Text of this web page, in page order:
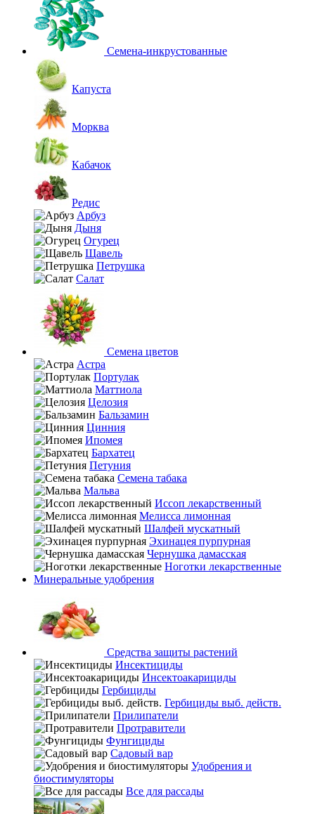
Семена-инкрустованные
Капуста
Морква
Кабачок
Редис
Арбуз
Дыня
Огурец
Щавель
Петрушка
Салат
Семена цветов
Астра
Портулак
Маттиола
Целозия
Бальзамин
Цинния
Ипомея
Бархатец
Петуния
Семена табака
Мальва
Иссоп лекарственный
Мелисса лимонная
Шалфей мускатный
Эхинацея пурпурная
Чернушка дамасская
Ноготки лекарственные
Минеральные удобрения
Средства защиты растений
Инсектициды
Инсектоакарициды
Гербициды
Гербициды выб. действ.
Прилипатели
Протравители
Фунгициды
Садовый вар
Удобрения и
биостимуляторы
Все для рассады